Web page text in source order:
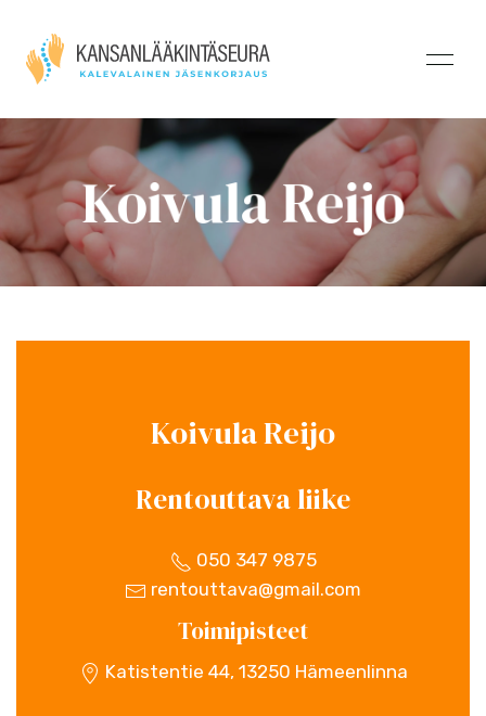
Koivula Reijo
Koivula Reijo
Rentouttava liike
050 347 9875
rentouttava@gmail.com
Toimipisteet
Katistentie 44, 13250 Hämeenlinna